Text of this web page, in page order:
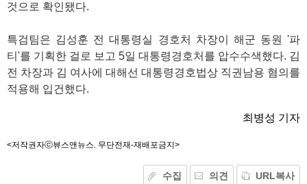
것으로 확인됐다.
특검팀은 김성훈 전 대통령실 경호처 차장이 해군 동원 '파
티'를 기획한 걸로 보고 5일 대통령경호처를 압수수색했다. 김
전 차장과 김 여사에 대해선 대통령경호법상 직권남용 혐의를
적용해 입건했다.
최병성 기자
<저작권자ⓒ뷰스앤뉴스. 무단전재-재배포금지>
수집 의견 URL복사